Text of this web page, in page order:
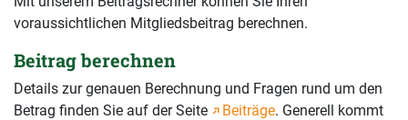
voraussichtlichen Mitgliedsbeitrag berechnen.
Beitrag berechnen
Details zur genauen Berechnung und Fragen rund um den
Betrag finden Sie auf der Seite
Beiträge. Generell kommt